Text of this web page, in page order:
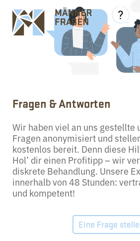
Fragen & Antworten
Wir haben viel an uns gestellte
Fragen anonymisiert und
kostenlos bereit. Denn diese
Hol’ dir einen Profitipp – wir
diskrete Behandlung. Unsere
innerhalb von 48 Stunden:
und kompetent!
Eine Frage